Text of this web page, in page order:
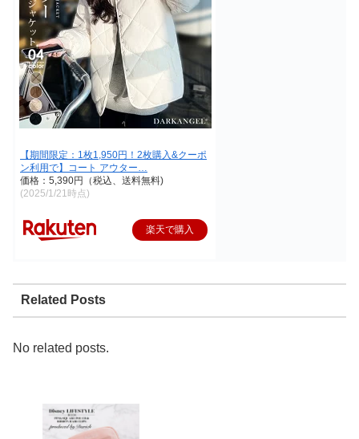
【期間限定：1枚1,950円！2枚購入&クーポ
ン利用で】コート アウター…
価格：5,390円（税込、送料無料)
(2025/1/21時点)
楽天で購入
Related Posts
No related posts.